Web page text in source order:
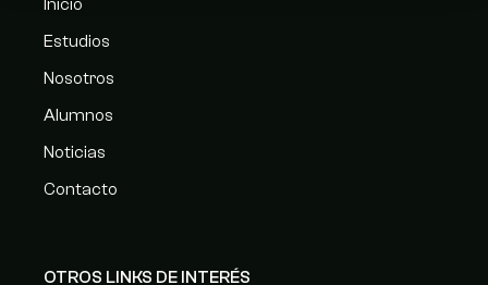
Estudios
Nosotros
Alumnos
Noticias
Contacto
OTROS LINKS DE INTERÉS